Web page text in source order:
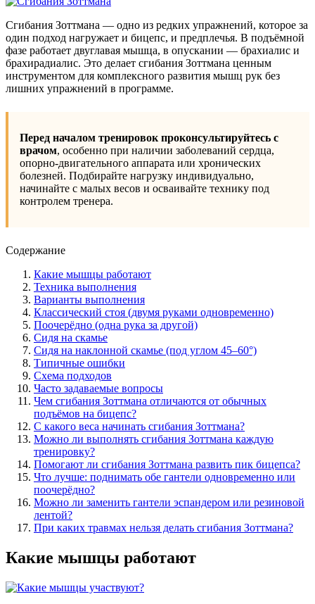
Сгибания Зоттмана — одно из редких упражнений, которое за
один подход нагружает и бицепс, и предплечья. В подъёмной
фазе работает двуглавая мышца, в опускании — брахиалис и
брахирадиалис. Это делает сгибания Зоттмана ценным
инструментом для комплексного развития мышц рук без
лишних упражнений в программе.
Перед началом тренировок проконсультируйтесь с
врачом, особенно при наличии заболеваний сердца,
опорно-двигательного аппарата или хронических
болезней. Подбирайте нагрузку индивидуально,
начинайте с малых весов и осваивайте технику под
контролем тренера.
Содержание
Какие мышцы работают
Техника выполнения
Варианты выполнения
Классический стоя (двумя руками одновременно)
Поочерёдно (одна рука за другой)
Сидя на скамье
Сидя на наклонной скамье (под углом 45–60°)
Типичные ошибки
Схема подходов
Часто задаваемые вопросы
Чем сгибания Зоттмана отличаются от обычных
подъёмов на бицепс?
С какого веса начинать сгибания Зоттмана?
Можно ли выполнять сгибания Зоттмана каждую
тренировку?
Помогают ли сгибания Зоттмана развить пик бицепса?
Что лучше: поднимать обе гантели одновременно или
поочерёдно?
Можно ли заменить гантели эспандером или резиновой
лентой?
При каких травмах нельзя делать сгибания Зоттмана?
Какие мышцы работают